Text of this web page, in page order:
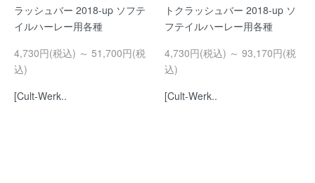
ラッシュバー 2018-up ソフテ
イルハーレー用各種
4,730円(税込) ～ 51,700円(税
込)
[Cult-Werk..
トクラッシュバー 2018-up ソ
フテイルハーレー用各種
4,730円(税込) ～ 93,170円(税
込)
[Cult-Werk..